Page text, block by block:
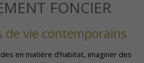
FONCIER
de vie contemporains
en matière d'habitat, imaginer des